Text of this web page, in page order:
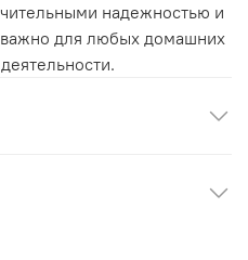
надежностью и
важно для любых домашних